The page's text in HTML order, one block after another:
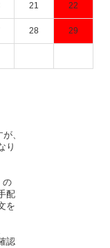
21 22
28 29
、
り
の
配
を
認